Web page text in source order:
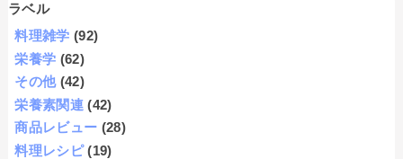
ラベル
料理雑学 (92)
栄養学 (62)
その他 (42)
栄養素関連 (42)
商品レビュー (28)
料理レシピ (19)